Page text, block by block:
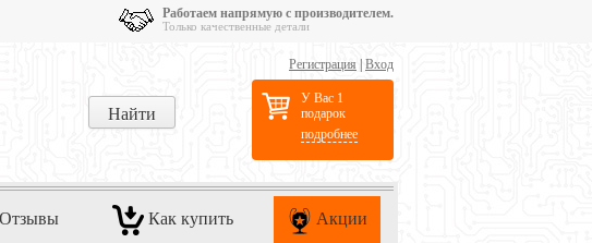
Работаем напрямую с производителем.
Только качественные детали
Регистрация Вход
У Вас 1
подарок
подробнее
Как купить Акции